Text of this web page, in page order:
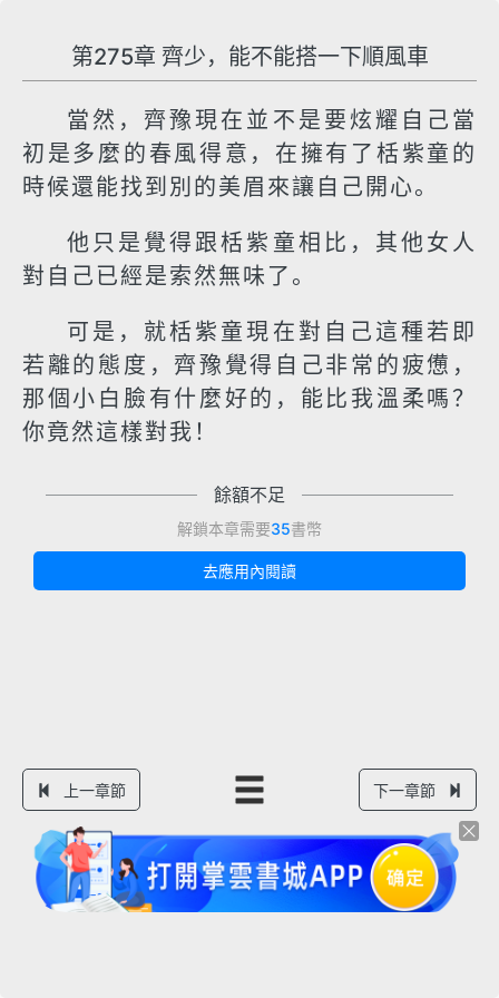
第275章 齊少，能不能搭一下順風車
當然，齊豫現在並不是要炫耀自己當
初是多麼的春風得意，在擁有了栝紫童的
時候還能找到別的美眉來讓自己開心。
他只是覺得跟栝紫童相比，其他女人
對自己已經是索然無味了。
可是，就栝紫童現在對自己這種若即
若離的態度，齊豫覺得自己非常的疲憊，
那個小白臉有什麼好的，能比我溫柔嗎？
你竟然這樣對我！
餘額不足
解鎖本章需要35書幣
去應用內閱讀
上一章節 下一章節